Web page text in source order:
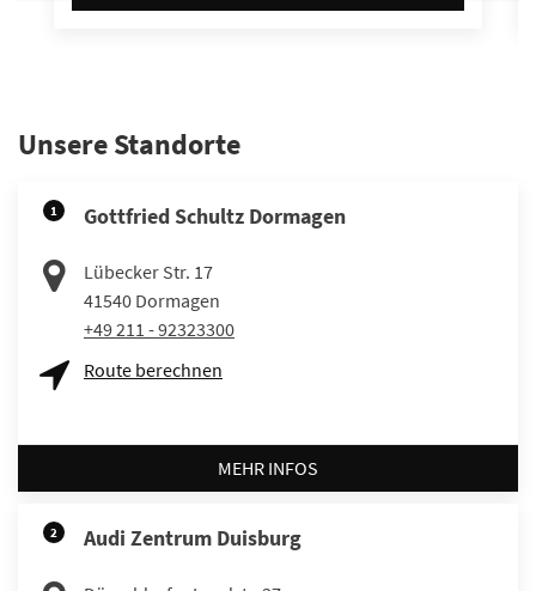
Unsere Standorte
1 Gottfried Schultz Dormagen
Lübecker Str. 17
41540 Dormagen
+49 211 - 92323300
Route berechnen
MEHR INFOS
2 Audi Zentrum Duisburg